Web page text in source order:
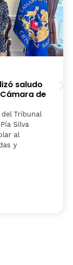
saludo
de
Tribunal
Silva
al
y